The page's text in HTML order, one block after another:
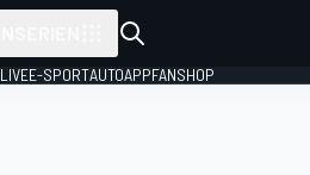
LIVEE-SPORTAUTOAPPFANSHOP